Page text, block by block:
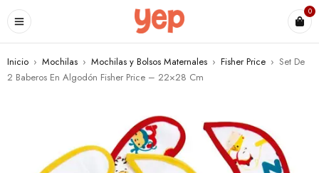
0
Inicio › Mochilas › Mochilas y Bolsos Maternales › Fisher Price › Set De
2 Baberos En Algodón Fisher Price – 22×28 Cm